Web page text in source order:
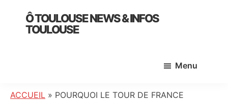
primary
Ô TOULOUSE NEWS & INFOS
TOULOUSE
:
Menu
ACCUEIL » POURQUOI LE TOUR DE FRANCE